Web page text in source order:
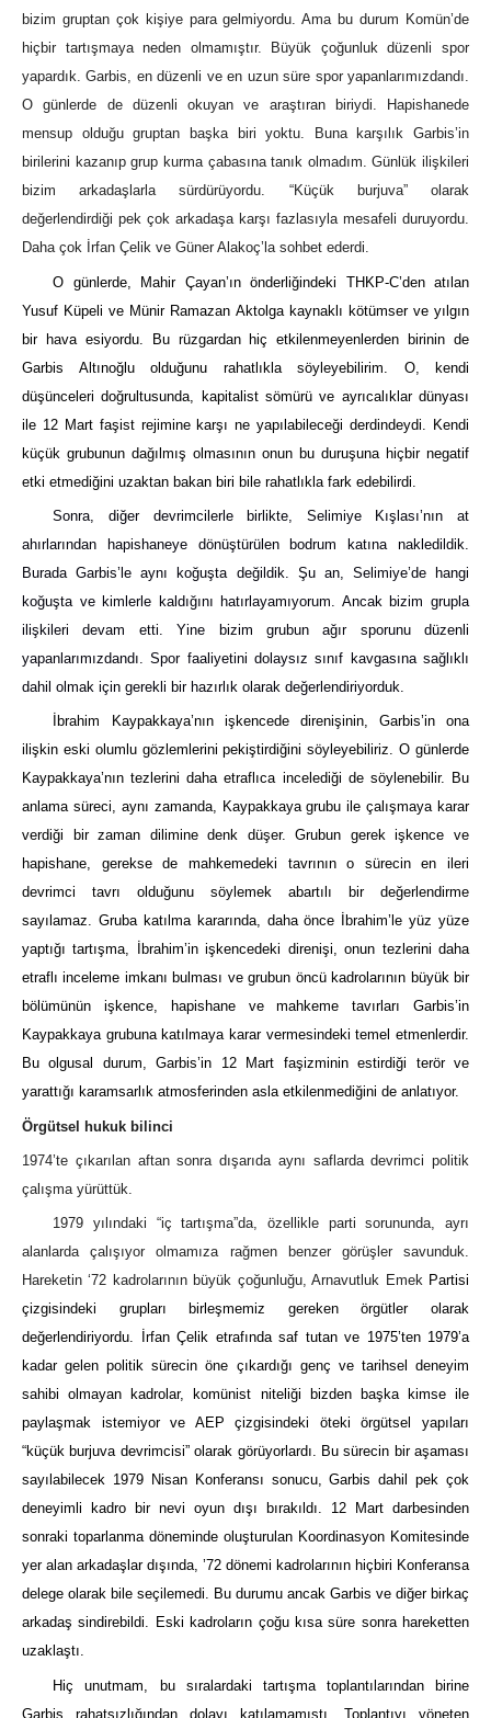
bizim gruptan çok kişiye para gelmiyordu. Ama bu durum Komün’de
hiçbir tartışmaya neden olmamıştır. Büyük çoğunluk düzenli spor
yapardık. Garbis, en düzenli ve en uzun süre spor yapanlarımızdandı.
O günlerde de düzenli okuyan ve araştıran biriydi. Hapishanede
mensup olduğu gruptan başka biri yoktu. Buna karşılık Garbis’in
birilerini kazanıp grup kurma çabasına tanık olmadım. Günlük ilişkileri
bizim arkadaşlarla sürdürüyordu. “Küçük burjuva” olarak
değerlendirdiği pek çok arkadaşa karşı fazlasıyla mesafeli duruyordu.
Daha çok İrfan Çelik ve Güner Alakoç’la sohbet ederdi.
O günlerde, Mahir Çayan’ın önderliğindeki THKP-C’den atılan
Yusuf Küpeli ve Münir Ramazan Aktolga kaynaklı kötümser ve yılgın
bir hava esiyordu. Bu rüzgardan hiç etkilenmeyenlerden birinin de
Garbis Altınoğlu olduğunu rahatlıkla söyleyebilirim. O, kendi
düşünceleri doğrultusunda, kapitalist sömürü ve ayrıcalıklar dünyası
ile 12 Mart faşist rejimine karşı ne yapılabileceği derdindeydi. Kendi
küçük grubunun dağılmış olmasının onun bu duruşuna hiçbir negatif
etki etmediğini uzaktan bakan biri bile rahatlıkla fark edebilirdi.
Sonra, diğer devrimcilerle birlikte, Selimiye Kışlası’nın at
ahırlarından hapishaneye dönüştürülen bodrum katına nakledildik.
Burada Garbis’le aynı koğuşta değildik. Şu an, Selimiye’de hangi
koğuşta ve kimlerle kaldığını hatırlayamıyorum. Ancak bizim grupla
ilişkileri devam etti. Yine bizim grubun ağır sporunu düzenli
yapanlarımızdandı. Spor faaliyetini dolaysız sınıf kavgasına sağlıklı
dahil olmak için gerekli bir hazırlık olarak değerlendiriyorduk.
İbrahim
Kaypakkaya’nın işkencede direnişinin, Garbis’in ona
ilişkin eski olumlu gözlemlerini pekiştirdiğini söyleyebiliriz. O günlerde
Kaypakkaya’nın tezlerini daha etraflıca incelediği de söylenebilir. Bu
anlama süreci, aynı zamanda, Kaypakkaya grubu ile çalışmaya karar
verdiği bir zaman dilimine denk düşer. Grubun gerek işkence ve
hapishane, gerekse de mahkemedeki tavrının o sürecin en ileri
devrimci tavrı olduğunu söylemek abartılı bir değerlendirme
sayılamaz. Gruba katılma kararında, daha önce İbrahim’le yüz yüze
yaptığı tartışma, İbrahim’in işkencedeki direnişi, onun tezlerini daha
etraflı inceleme imkanı bulması ve grubun öncü kadrolarının büyük bir
bölümünün işkence, hapishane ve mahkeme tavırları Garbis’in
Kaypakkaya grubuna katılmaya karar vermesindeki temel etmenlerdir.
Bu olgusal durum, Garbis’in 12 Mart faşizminin estirdiği terör ve
yarattığı karamsarlık atmosferinden asla etkilenmediğini de anlatıyor.
Örgütsel hukuk bilinci
1974’te çıkarılan aftan sonra dışarıda aynı saflarda devrimci politik
çalışma yürüttük.
1979 yılındaki “iç tartışma”da, özellikle parti sorununda, ayrı
alanlarda çalışıyor olmamıza rağmen benzer görüşler savunduk.
Hareketin ‘72 kadrolarının büyük çoğunluğu, Arnavutluk EmekPartisi
çizgisindeki grupları birleşmemiz gereken örgütler olarak
değerlendiriyordu. İrfan Çelik etrafında saf tutan ve 1975’ten 1979’a
kadar gelen politik sürecin öne çıkardığı genç ve tarihsel deneyim
sahibi olmayan kadrolar, komünist niteliği bizden başka kimse ile
paylaşmak istemiyor ve AEP çizgisindeki öteki örgütsel yapıları
“küçük burjuva devrimcisi” olarak görüyorlardı. Bu sürecin bir aşaması
sayılabilecek 1979 Nisan Konferansı sonucu, Garbis dahil pek çok
deneyimli kadro bir nevi oyun dışı bırakıldı. 12 Mart darbesinden
sonraki toparlanma döneminde oluşturulan Koordinasyon Komitesinde
yer alan arkadaşlar dışında, ’72 dönemi kadrolarının hiçbiri Konferansa
delege olarak bile seçilemedi. Bu durumu ancak Garbis ve diğer birkaç
arkadaş sindirebildi. Eski kadroların çoğu kısa süre sonra hareketten
uzaklaştı.
Hiç unutmam, bu sıralardaki tartışma toplantılarından birine
Garbis rahatsızlığından dolayı katılamamıştı. Toplantıyı yöneten